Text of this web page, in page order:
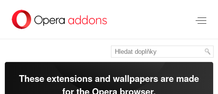
přímo
These extensions and wallpapers are made
for theOpera browser.